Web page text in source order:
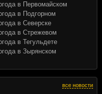
все новости
в Первомайском
в Подгорном
в Северске
в Стрежевом
в Тегульдете
в Зырянском